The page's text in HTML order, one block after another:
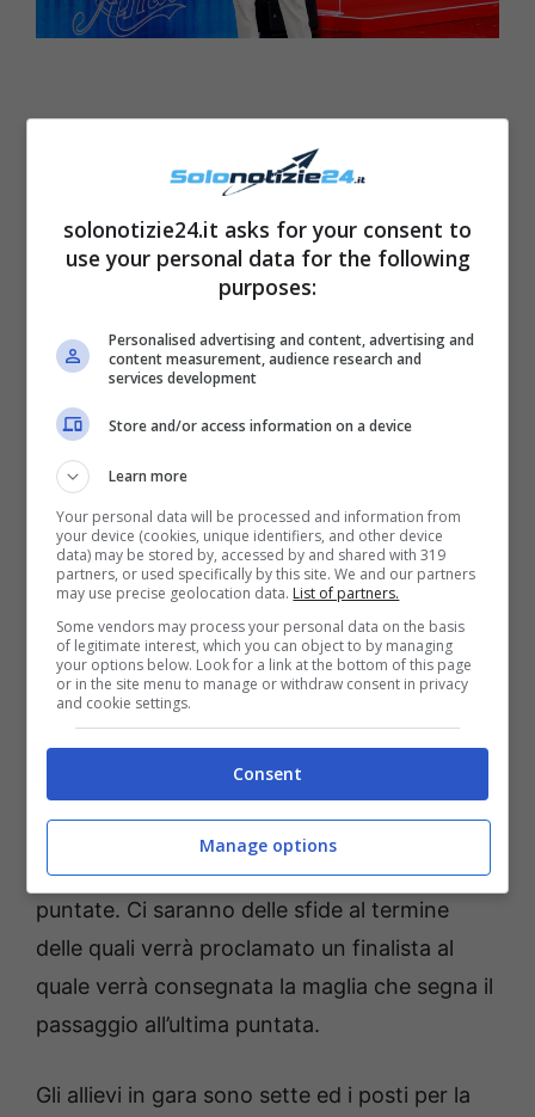
Amici, Sabato 7 maggio va
in onda la semifinale, ecco
come funziona il
meccanismo di
ammissione
Maria De Filippinel scorso daytime ha
spiegato ai ragazzi le modalità con cui sarà
possibile accedere alla finale.
maggio 2022andrà in onda la semifinale e
come è ovvi che sia il meccanismo sarà
diverso rispetto a quello delle precedenti
puntate. Ci saranno delle sfide al termine
delle quali verrà proclamato un finalista al
quale verrà consegnata la maglia che segna il
passaggio all’ultima puntata.
Gli allievi in gara sono sette ed i posti per la
solonotizie24.it asks for your consent to
use your personal data for the following
purposes:
Personalised advertising and content, advertising and
content measurement, audience research and
services development
Store and/or access information on a device
Learn more
Your personal data will be processed and information from
your device (cookies, unique identifiers, and other device
data) may be stored by, accessed by and shared with 319
partners, or used specifically by this site. We and our partners
may use precise geolocation data. List of partners.
Some vendors may process your personal data on the basis
of legitimate interest, which you can object to by managing
your options below. Look for a link at the bottom of this page
or in the site menu to manage or withdraw consent in privacy
and cookie settings.
Consent
Manage options